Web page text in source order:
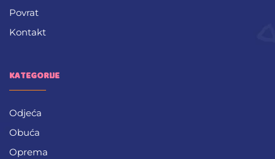
Povrat
Kontakt
KATEGORIJE
Odjeća
Obuća
Oprema